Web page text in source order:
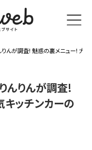
りんが調査! 魅惑の裏メニュー! 大
んりんが調査!
ッチンカーの